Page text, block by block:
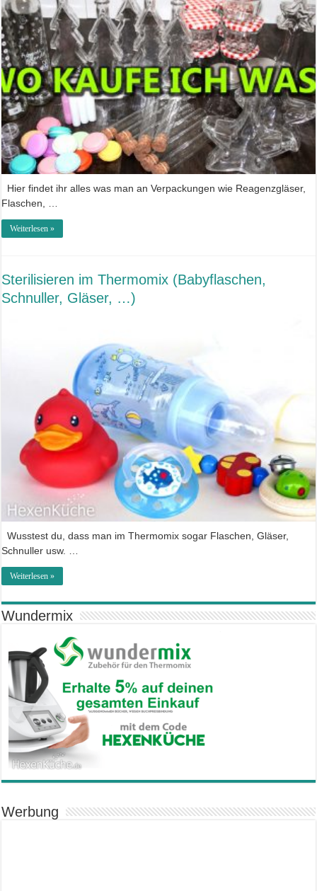
Hier findet ihr alles was man an Verpackungen wie Reagenzgläser,
Flaschen, …
Weiterlesen »
Sterilisieren im Thermomix (Babyflaschen,
Schnuller, Gläser, …)
Wusstest du, dass man im Thermomix sogar Flaschen, Gläser,
Schnuller usw. …
Weiterlesen »
Wundermix
Werbung